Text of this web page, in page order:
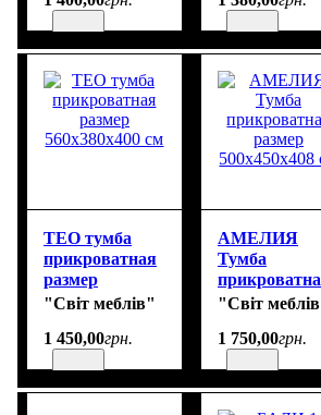
ТЕО тумба
прикроватная
размер
560х380х400 см
"Світ меблів"
1 450,00грн.
АМЕЛИЯ
Тумба
размер
"Світ
1 750,00грн.